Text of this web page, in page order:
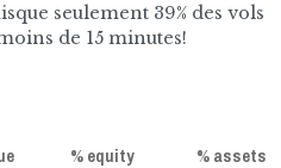
seulement 39% des vols
de 15 minutes!
% equity % assets